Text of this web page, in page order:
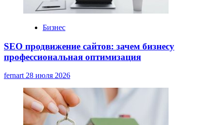
Бизнес
SEO продвижение сайтов: зачем бизнесу
профессиональная оптимизация
fernart 28 июля 2026